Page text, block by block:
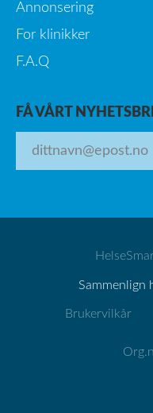
Annonsering
For klinikker
F.A.Q
FÅ VÅRT
Sammenlign
Brukervilkår